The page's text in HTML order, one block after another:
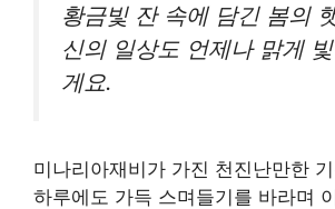
황금빛 잔 속에 담긴 봄의
신의 일상도 언제나 맑게
게요.
미나리아재비가 가진 천진난만한
하루에도 가득 스며들기를 바라며